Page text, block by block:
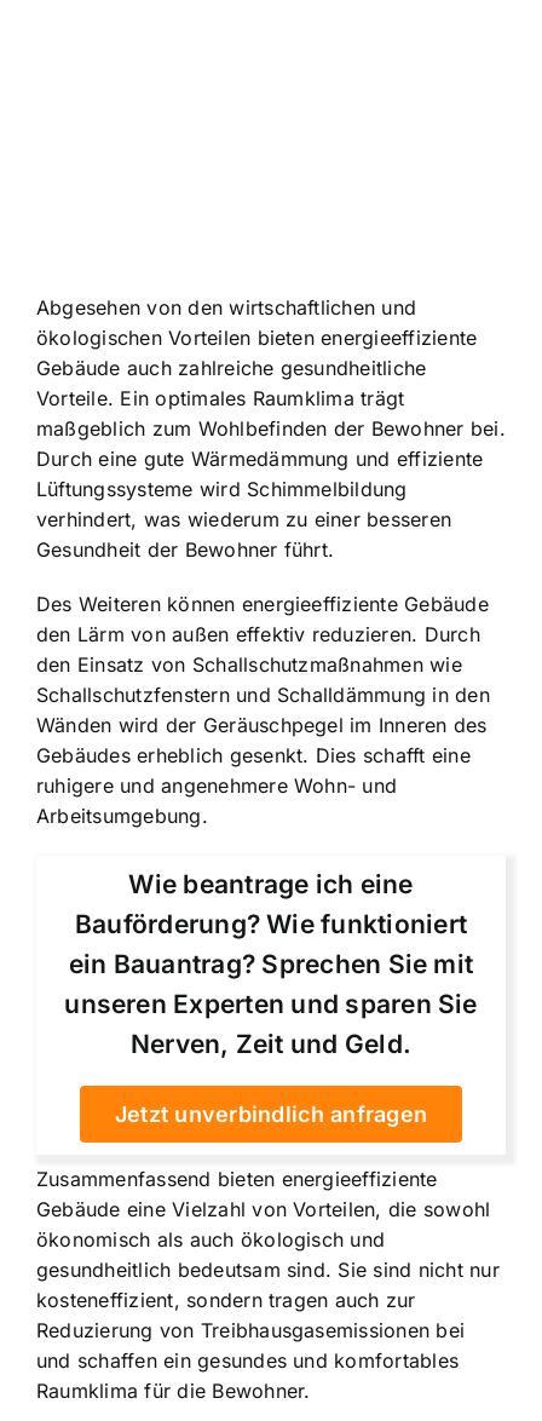
Abgesehen von den wirtschaftlichen und
ökologischen Vorteilen bieten energieeffiziente
Gebäude auch zahlreiche gesundheitliche
Vorteile. Ein optimales Raumklima trägt
maßgeblich zum Wohlbefinden der Bewohner bei.
Durch eine gute Wärmedämmung und effiziente
Lüftungssysteme wird Schimmelbildung
verhindert, was wiederum zu einer besseren
Gesundheit der Bewohner führt.
Des Weiteren können energieeffiziente Gebäude
den Lärm von außen effektiv reduzieren. Durch
den Einsatz von Schallschutzmaßnahmen wie
Schallschutzfenstern und Schalldämmung in den
Wänden wird der Geräuschpegel im Inneren des
Gebäudes erheblich gesenkt. Dies schafft eine
ruhigere und angenehmere Wohn- und
Arbeitsumgebung.
Wie beantrage ich eine
Bauförderung? Wie funktioniert
ein Bauantrag? Sprechen Sie mit
unseren Experten und sparen Sie
Nerven, Zeit und Geld.
Jetzt unverbindlich anfragen
Zusammenfassend bieten energieeffiziente
Gebäude eine Vielzahl von Vorteilen, die sowohl
ökonomisch als auch ökologisch und
gesundheitlich bedeutsam sind. Sie sind nicht nur
kosteneffizient, sondern tragen auch zur
Reduzierung von Treibhausgasemissionen bei
und schaffen ein gesundes und komfortables
Raumklima für die Bewohner.